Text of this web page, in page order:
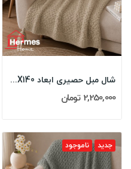
شال مبل حصیری ابعاد 180X140 رنگ: NESCAFE
2,250,000 تومان
جدید ناموجود